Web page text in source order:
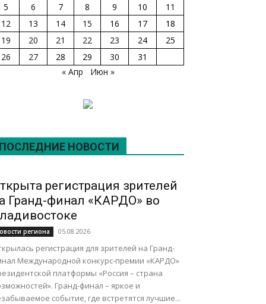
5
6 7 8 9 10
11
12
13 14 15 16 17
18
19
20 21 22 23 24
25
26
27 28 29 30
31
« Апр
Июн »
ПОСЛЕДНИЕ НОВОСТИ
регистрация зрителей
Гранд-финал «КАРДО» во
региона 05.08.2026
регистрация для зрителей на Гранд-
Международной конкурс-премии «КАРДО»
платформы «Россия – страна
Гранд-финал – яркое и
событие, где встретятся лучшие...